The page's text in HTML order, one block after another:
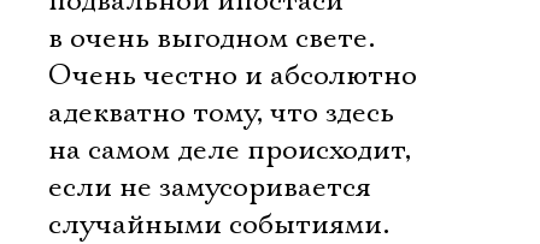
в очень выгодном свете.
Очень честно и абсолютно
адекватно тому, что здесь
на самом деле происходит,
если не замусоривается
случайными событиями.
Ознакомиться